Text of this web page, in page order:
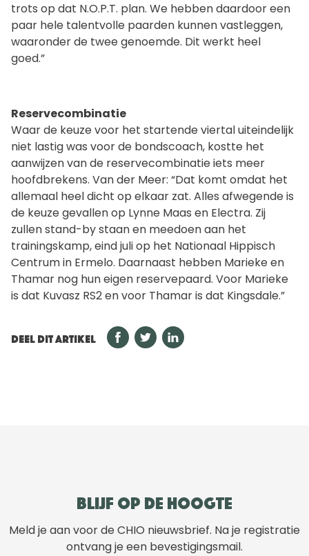
trots op dat N.O.P.T. plan. We hebben daardoor een
paar hele talentvolle paarden kunnen vastleggen,
waaronder de twee genoemde. Dit werkt heel
goed.”
Reservecombinatie
Waar de keuze voor het startende viertal uiteindelijk
niet lastig was voor de bondscoach, kostte het
aanwijzen van de reservecombinatie iets meer
hoofdbrekens. Van der Meer: “Dat komt omdat het
allemaal heel dicht op elkaar zat. Alles afwegende is
de keuze gevallen op Lynne Maas en Electra. Zij
zullen stand-by staan en meedoen aan het
trainingskamp, eind juli op het Nationaal Hippisch
Centrum in Ermelo. Daarnaast hebben Marieke en
Thamar nog hun eigen reservepaard. Voor Marieke
is dat Kuvasz RS2 en voor Thamar is dat Kingsdale.”
DEEL DIT ARTIKEL
Blijf op de hoogte
Meld je aan voor de CHIO nieuwsbrief. Na je registratie
ontvang je een bevestigingsmail.